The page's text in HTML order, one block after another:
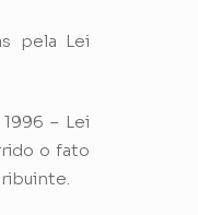
pela Lei
– Lei
o fato